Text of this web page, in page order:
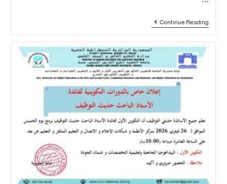
Continue Reading